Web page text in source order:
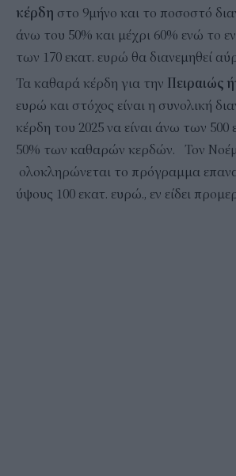
κέρδη στο 9μήνο και το ποσοστό
άνω του 50% και μέχρι 60% ενώ το
των 170 εκατ. ευρώ θα διανεμηθεί
Τα καθαρά κέρδη για την Πειραιώς
ευρώ και στόχος είναι η συνολική
κέρδη του 2025 να είναι άνω των 500
50% των καθαρών κερδών. Τον
ολοκληρώνεται το πρόγραμμα
ύψους 100 εκατ. ευρώ., εν είδει